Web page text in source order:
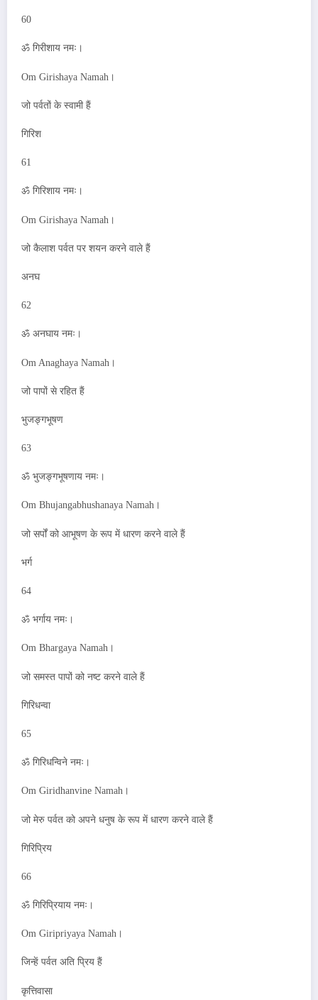
60
ॐ गिरीशाय नमः।
Om Girishaya Namah।
जो पर्वतों के स्वामी हैं
गिरिश
61
ॐ गिरिशाय नमः।
Om Girishaya Namah।
जो कैलाश पर्वत पर शयन करने वाले हैं
अनघ
62
ॐ अनघाय नमः।
Om Anaghaya Namah।
जो पापों से रहित हैं
भुजङ्गभूषण
63
ॐ भुजङ्गभूषणाय नमः।
Om Bhujangabhushanaya Namah।
जो सर्पों को आभूषण के रूप में धारण करने वाले हैं
भर्ग
64
ॐ भर्गाय नमः।
Om Bhargaya Namah।
जो समस्त पापों को नष्ट करने वाले हैं
गिरिधन्वा
65
ॐ गिरिधन्विने नमः।
Om Giridhanvine Namah।
जो मेरु पर्वत को अपने धनुष के रूप में धारण करने वाले हैं
गिरिप्रिय
66
ॐ गिरिप्रियाय नमः।
Om Giripriyaya Namah।
जिन्हें पर्वत अति प्रिय हैं
कृत्तिवासा